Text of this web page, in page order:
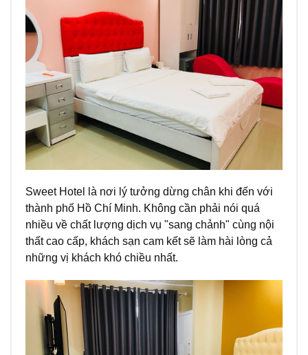
Sweet Hotel là nơi lý tưởng dừng chân khi đến với
thành phố Hồ Chí Minh. Không cần phải nói quá
nhiều về chất lượng dịch vụ "sang chảnh" cùng nội
thất cao cấp, khách sạn cam kết sẽ làm hài lòng cả
những vị khách khó chiều nhất.